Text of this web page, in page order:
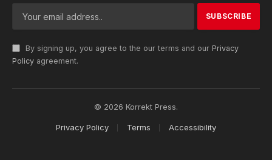
By signing up, you agree to the our terms and our Privacy
Policy agreement.
© 2026 Korrekt Press.
Privacy Policy Terms Accessibility